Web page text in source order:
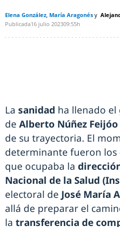
Elena González María Aragonés
Publicada16 julio 202309:55h
La sanidad ha llenado el
de Alberto Núñez Feijóo
de su trayectoria. El
determinante fueron los
que ocupaba la
Nacional de la Salud
electoral de José María
allá de preparar el
la transferencia de